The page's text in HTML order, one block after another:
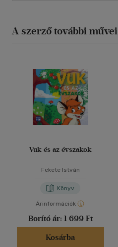
A szerző további művei
Vuk és az évszakok
Fekete István
Könyv
Árinformációk
Borító ár: 1 699 Ft
Kosárba